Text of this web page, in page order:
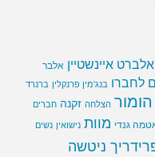
אלברט איינשטיין אלבר
לחברו בנג'מין פרנקלין ברנרד
הומור הצלחה זקנה חברים
גנדי מוות נישואין נשים
ניטשה